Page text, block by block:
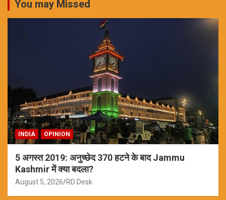
You may Missed
INDIA OPINION
5 अगस्त 2019: अनुच्छेद 370 हटने के बाद Jammu
Kashmir में क्या बदला?
August 5, 2026 RD Desk